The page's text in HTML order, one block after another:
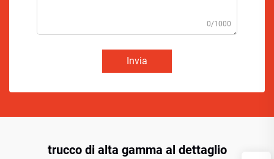
0/1000
Invia
trucco di alta gamma al dettaglio